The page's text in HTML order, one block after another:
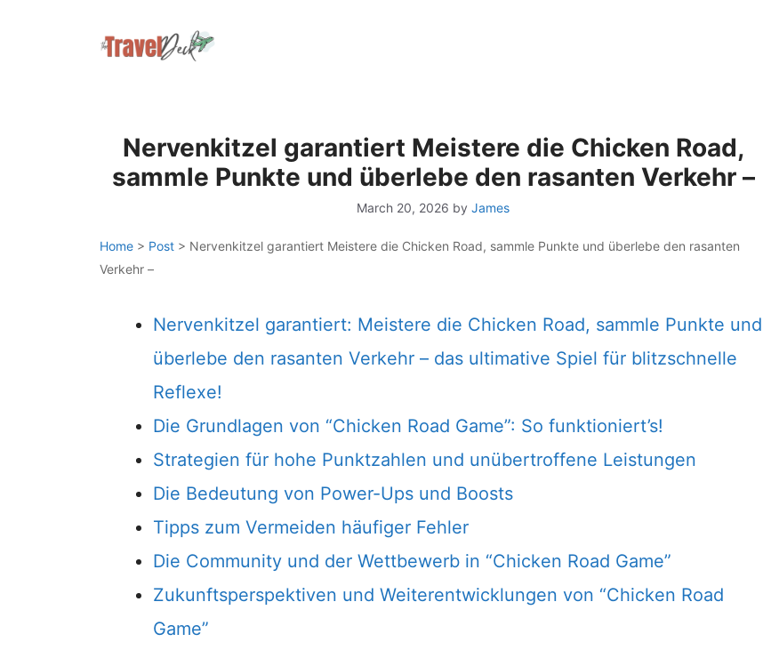
Nervenkitzel garantiert Meistere die Chicken Road,
sammle Punkte und überlebe den rasanten Verkehr –
March 20, 2026 by James
Home > Post > Nervenkitzel garantiert Meistere die Chicken Road, sammle Punkte und überlebe den rasanten
Verkehr –
Nervenkitzel garantiert: Meistere die Chicken Road, sammle Punkte und
überlebe den rasanten Verkehr – das ultimative Spiel für blitzschnelle
Reflexe!
Die Grundlagen von “Chicken Road Game”: So funktioniert’s!
Strategien für hohe Punktzahlen und unübertroffene Leistungen
Die Bedeutung von Power-Ups und Boosts
Tipps zum Vermeiden häufiger Fehler
Die Community und der Wettbewerb in “Chicken Road Game”
Zukunftsperspektiven und Weiterentwicklungen von “Chicken Road
Game”